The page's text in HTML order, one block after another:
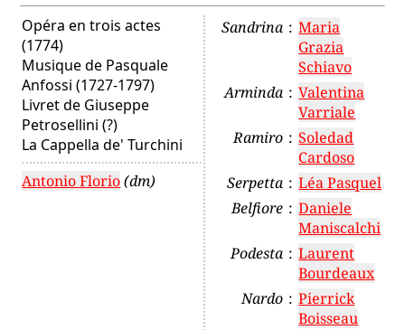
Opéra en trois actes
(1774)
Musique de Pasquale
Anfossi (1727-1797)
Livret de Giuseppe
Petrosellini (?)
La Cappella de' Turchini
Antonio Florio(dm)
Sandrina : Maria
Grazia
Schiavo
Arminda : Valentina
Varriale
Ramiro : Soledad
Cardoso
Serpetta : Léa Pasquel
Belfiore : Daniele
Maniscalchi
Podesta : Laurent
Bourdeaux
Nardo : Pierrick
Boisseau